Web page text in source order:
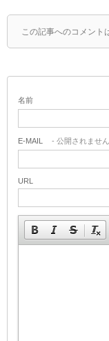
この記事へのコメント
名前
E-MAIL - 公開されませ
URL